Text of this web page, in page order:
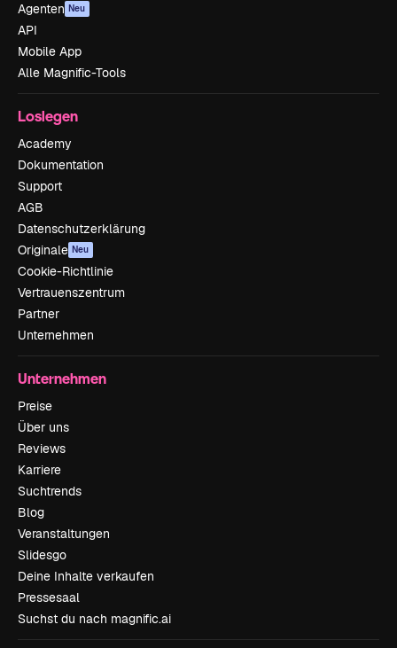
Agenten Neu
API
Mobile App
Alle Magnific-Tools
Loslegen
Academy
Dokumentation
Support
AGB
Datenschutzerklärung
Originale Neu
Cookie-Richtlinie
Vertrauenszentrum
Partner
Unternehmen
Unternehmen
Preise
Über uns
Reviews
Karriere
Suchtrends
Blog
Veranstaltungen
Slidesgo
Deine Inhalte verkaufen
Pressesaal
Suchst du nach magnific.ai